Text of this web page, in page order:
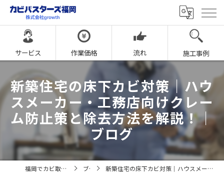
サービス 作業価格 流れ 施工事例
新築住宅の床下カビ対策｜ハウ
スメーカー・工務店向けクレー
ム防止策と除去方法を解説！｜
ブログ
福岡でカビ取りならカビバスターズ福岡 ブログ 新築住宅の床下カビ対策｜ハウスメーカー・工務店向けクレーム防止策と除去方法を解説！｜ブログ